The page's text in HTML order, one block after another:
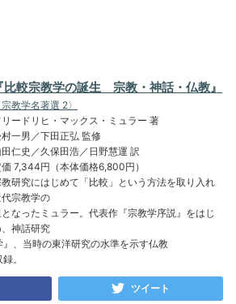
『比較宗教学の誕生 宗教・神話・仏教』
宗教学名著選 2〉
リードリヒ・マックス・ミュラー 著
一男／下田正弘 監修
田仁史／久保田浩／日野慧運 訳
価 7,344円（本体価格6,800円）
研究にはじめて「比較」という方法を取り入れ
宗教学の
なったミュラー。代表作『宗教学序説』をはじ
神話研究
、当時の東洋研究の水準を示す仏教
。
ツイート